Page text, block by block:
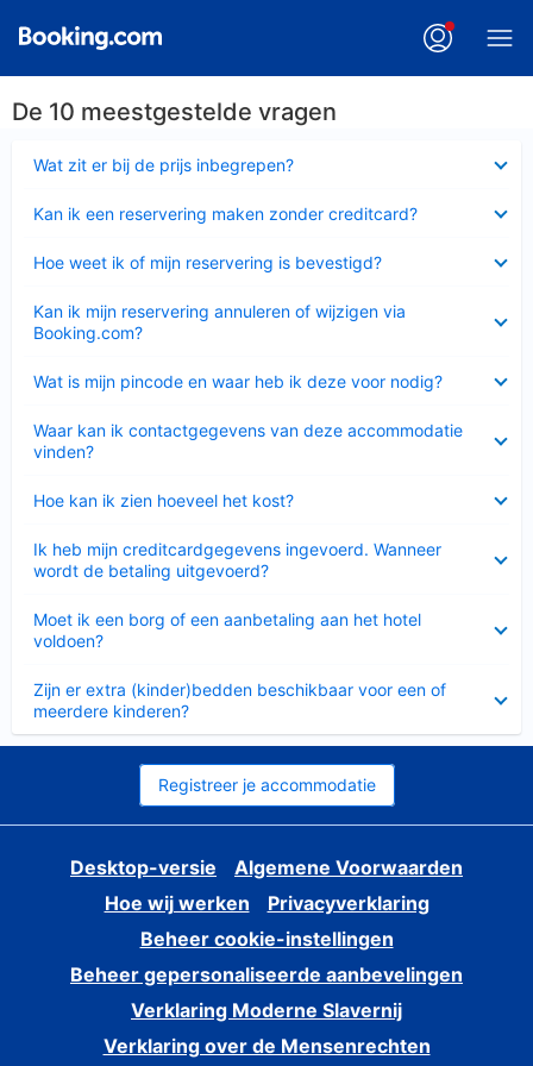
De 10 meestgestelde vragen
Wat zit er bij de prijs inbegrepen?
Kan ik een reservering maken zonder creditcard?
Hoe weet ik of mijn reservering is bevestigd?
Kan ik mijn reservering annuleren of wijzigen via
Booking.com?
Wat is mijn pincode en waar heb ik deze voor nodig?
Waar kan ik contactgegevens van deze accommodatie
vinden?
Hoe kan ik zien hoeveel het kost?
Ik heb mijn creditcardgegevens ingevoerd. Wanneer
wordt de betaling uitgevoerd?
Moet ik een borg of een aanbetaling aan het hotel
voldoen?
Zijn er extra (kinder)bedden beschikbaar voor een of
meerdere kinderen?
Registreer je accommodatie
Desktop-versie
Algemene Voorwaarden
Hoe wij werken
Privacyverklaring
Beheer cookie-instellingen
Beheer gepersonaliseerde aanbevelingen
Verklaring Moderne Slavernij
Verklaring over de Mensenrechten